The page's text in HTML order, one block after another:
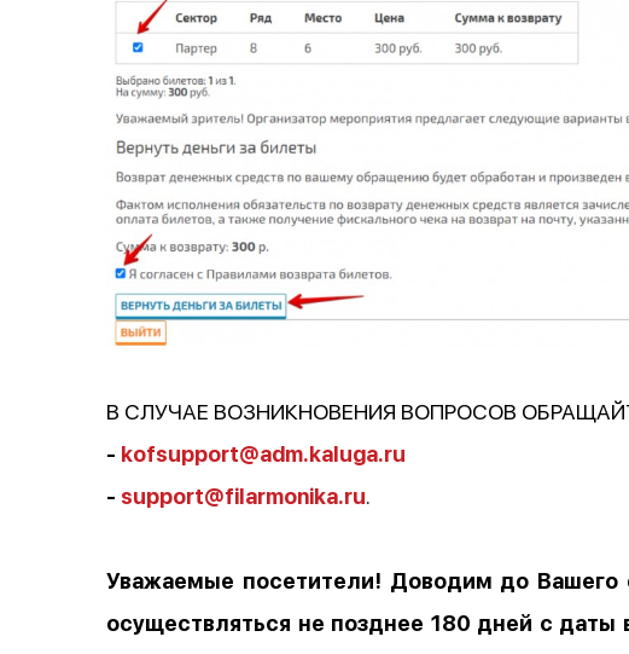
В СЛУЧАЕ ВОЗНИКНОВЕНИЯ ВОПРОСОВ
- kofsupport@adm.kaluga.ru
- support@filarmonika.ru.
Уважаемые посетители! Доводим до Вашего
осуществляться не позднее 180 дней с даты